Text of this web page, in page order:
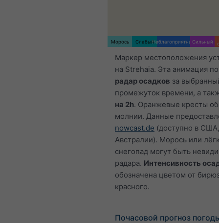
Морось СлабыйНеблагоприятныйСильный
Маркер местоположения
на Strehaia. Эта анимация
радар осадков за
промежуток времени, а
на 2h. Оранжевые кресты
молнии. Данные
nowcast.de (доступно в
Австралии). Морось или
снегопад могут быть
радара. Интенсивность
обозначена цветом от
красного.
Почасовой прогноз